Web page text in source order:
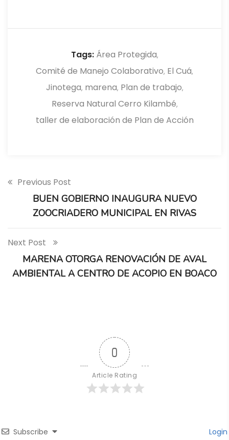
Tags: Área Protegida,
Comité de Manejo Colaborativo, El Cuá,
Jinotega, marena, Plan de trabajo,
Reserva Natural Cerro Kilambé,
taller de elaboración de Plan de Acción
Previous Post
BUEN GOBIERNO INAUGURA NUEVO
ZOOCRIADERO MUNICIPAL EN RIVAS
Next Post
MARENA OTORGA RENOVACIÓN DE AVAL
AMBIENTAL A CENTRO DE ACOPIO EN BOACO
0
Article Rating
Subscribe Login